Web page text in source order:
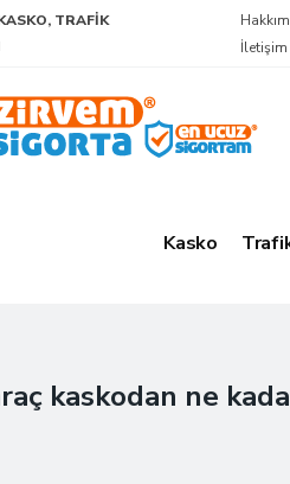
TRAFIK
İletişim
Kasko
kaskodan ne